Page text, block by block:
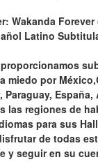
Wakanda
Latino
miedo por
Paraguay, España,
las regiones de
para sus
de todas
y seguir en su